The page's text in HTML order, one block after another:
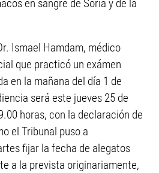
en sangre de Soria y de la
Ismael Hamdam, médico
que practicó un exámen
en la mañana del día 1 de
será este jueves 25 de
horas, con la declaración de
el Tribunal puso a
fijar la fecha de alegatos
a la prevista originariamente,